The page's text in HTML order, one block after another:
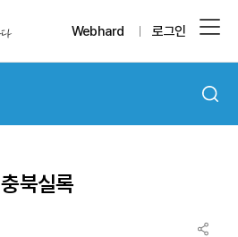
Webhard 로그인
충북실록